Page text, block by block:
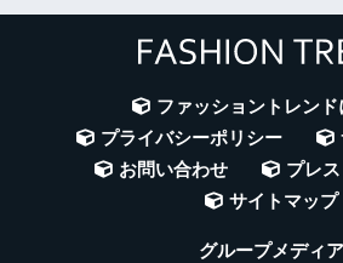
ファッショントレンド
プライバシーポリシー
お問い合わせ
プレ
サイトマップ
グループメディア